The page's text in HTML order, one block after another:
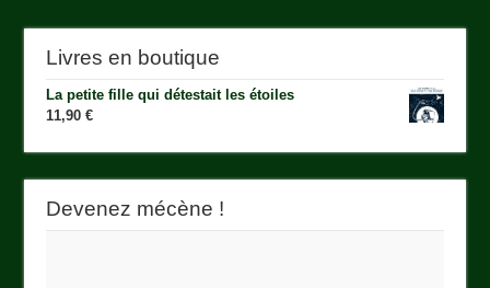
Livres en boutique
La petite fille qui détestait les étoiles
11,90€
Devenez mécène !